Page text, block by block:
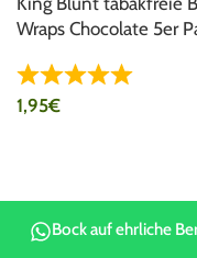
Wraps Chocolate 5er
1,95€
Bock auf ehrliche